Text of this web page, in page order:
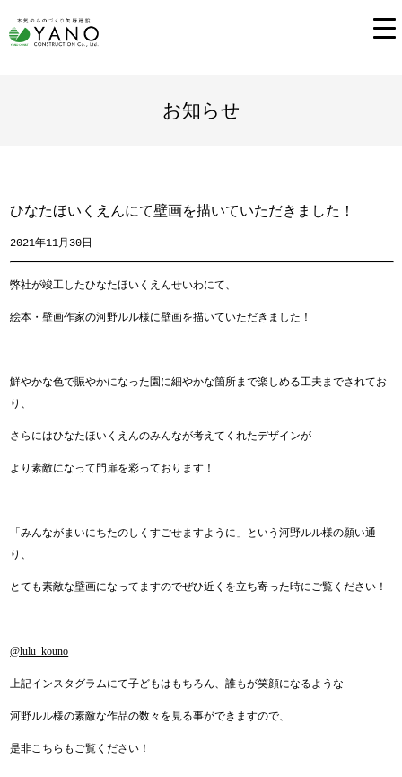
お知らせ
ひなたほいくえんにて壁画を描いていただきました！
2021年11月30日
弊社が竣工したひなたほいくえんせいわにて、
絵本・壁画作家の河野ルル様に壁画を描いていただきました！
鮮やかな色で賑やかになった園に細やかな箇所まで楽しめる工夫までされてお
り、
さらにはひなたほいくえんのみんなが考えてくれたデザインが
より素敵になって門扉を彩っております！
「みんながまいにちたのしくすごせますように」という河野ルル様の願い通
り、
とても素敵な壁画になってますのでぜひ近くを立ち寄った時にご覧ください！
@lulu_kouno
上記インスタグラムにて子どもはもちろん、誰もが笑顔になるような
河野ルル様の素敵な作品の数々を見る事ができますので、
是非こちらもご覧ください！